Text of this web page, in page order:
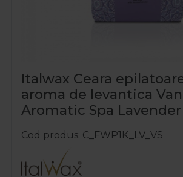
Italwax Ceara
aroma de levantica
Aromatic Spa Lavender
Cod produs C_FWP1K_LV_VS